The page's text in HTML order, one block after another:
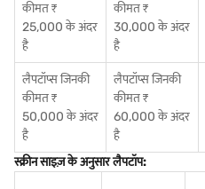
कीमत ₹
25,000 के अंदर
है
कीमत ₹
30,000 के अंदर
है
लैपटॉप्स जिनकी
कीमत ₹
50,000 के अंदर
है
लैपटॉप्स जिनकी
कीमत ₹
60,000 के अंदर
है
स्क्रीन साइज़ के अनुसार लैपटॉप: